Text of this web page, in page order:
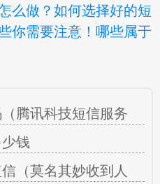
么做？如何选择好的短
你需要注意！哪些属于
腾讯科技短信服务
钱
（莫名其妙收到人